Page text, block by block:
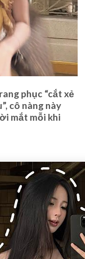
phục “cắt xẻ
cô nàng này
mắt mỗi khi